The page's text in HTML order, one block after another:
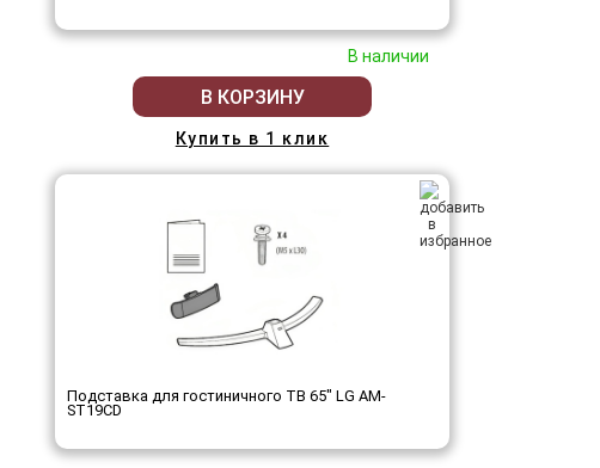
В наличии
В КОРЗИНУ
Купить в 1 клик
Подставка для гостиничного ТВ 65" LG AM-
ST19CD